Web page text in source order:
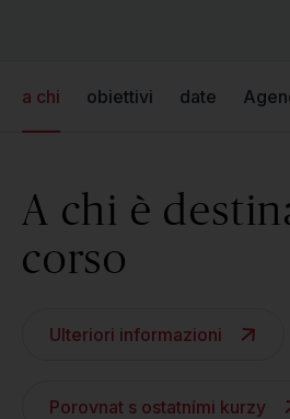
a chi obiettivi date
A chi è
corso
Ulteriori informazioni
Porovnat s ostatními kurzy